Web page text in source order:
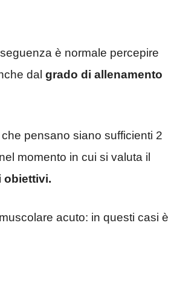
è normale percepire
dal grado di allenamento
pensano siano sufficienti 2
momento in cui si valuta il
obiettivi.
acuto: in questi casi è